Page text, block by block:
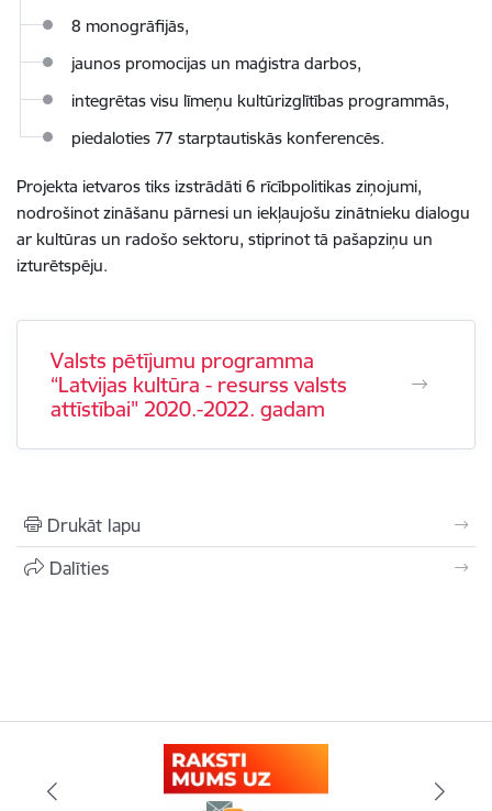
8 monogrāfijās,
jaunos promocijas un maģistra darbos,
integrētas visu līmeņu kultūrizglītības programmās,
piedaloties 77 starptautiskās konferencēs.
Projekta ietvaros tiks izstrādāti 6 rīcībpolitikas ziņojumi,
nodrošinot zināšanu pārnesi un iekļaujošu zinātnieku dialogu
ar kultūras un radošo sektoru, stiprinot tā pašapziņu un
izturētspēju.
Valsts pētījumu programma
“Latvijas kultūra - resurss valsts
attīstībai" 2020.-2022. gadam
Drukāt lapu
Dalīties